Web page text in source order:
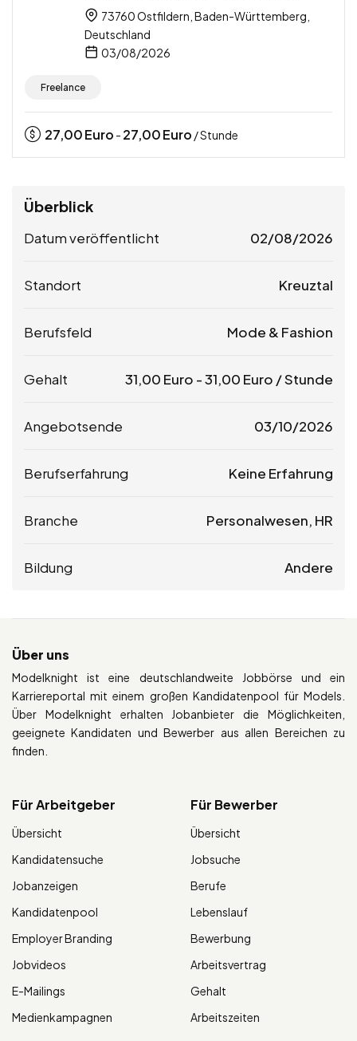
73760 Ostfildern, Baden-Württemberg,
Deutschland
03/08/2026
Freelance
27,00Euro - 27,00Euro / Stunde
Überblick
Datum veröffentlicht 02/08/2026
Standort Kreuztal
Berufsfeld Mode & Fashion
Gehalt 31,00 Euro -31,00 Euro / Stunde
Angebotsende 03/10/2026
Berufserfahrung Keine Erfahrung
Branche Personalwesen, HR
Bildung Andere
Über uns
Modelknight ist eine deutschlandweite Jobbörse und ein
Karriereportal mit einem großen Kandidatenpool für Models.
Über Modelknight erhalten Jobanbieter die Möglichkeiten,
geeignete Kandidaten und Bewerber aus allen Bereichen zu
finden.
Für Arbeitgeber
Übersicht
Kandidatensuche
Jobanzeigen
Kandidatenpool
Employer Branding
Jobvideos
E-Mailings
Medienkampagnen
Für Bewerber
Übersicht
Jobsuche
Berufe
Lebenslauf
Bewerbung
Arbeitsvertrag
Gehalt
Arbeitszeiten